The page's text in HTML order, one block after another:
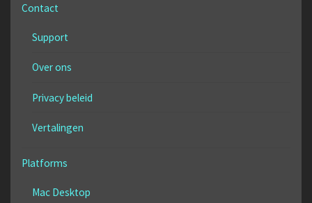
Contact
Support
Over ons
Privacy beleid
Vertalingen
Platforms
Mac Desktop